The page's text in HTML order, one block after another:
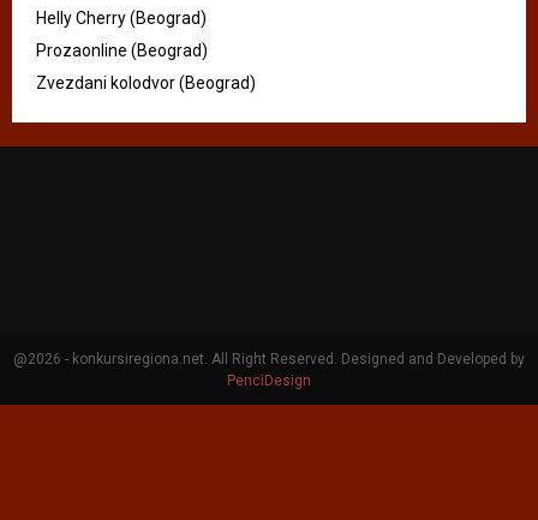
Helly Cherry (Beograd)
Prozaonline (Beograd)
Zvezdani kolodvor (Beograd)
@2026 - konkursiregiona.net. All Right Reserved. Designed and Developed by
PenciDesign